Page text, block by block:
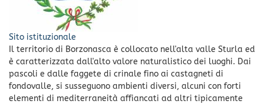
Sito istituzionale
Il territorio di Borzonasca è collocato nell'alta valle Sturla ed
è caratterizzata dall'alto valore naturalistico dei luoghi. Dai
pascoli e dalle faggete di crinale fino ai castagneti di
fondovalle, si susseguono ambienti diversi, alcuni con forti
elementi di mediterraneità affiancati ad altri tipicamente